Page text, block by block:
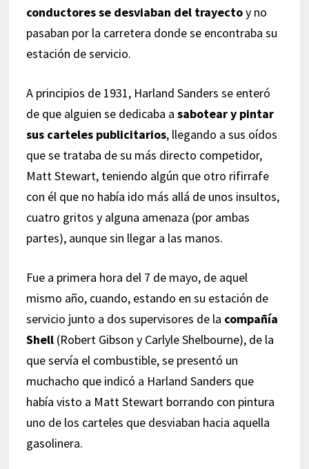
conductores se desviaban del trayectoy no
pasaban por la carretera donde se encontraba su
estación de servicio.
A principios de 1931, Harland Sanders se enteró
de que alguien se dedicaba a sabotear y pintar
sus carteles publicitarios, llegando a sus oídos
que se trataba de su más directo competidor,
Matt Stewart, teniendo algún que otro rifirrafe
con él que no había ido más allá de unos insultos,
cuatro gritos y alguna amenaza (por ambas
partes), aunque sin llegar a las manos.
Fue a primera hora del 7 de mayo, de aquel
mismo año, cuando, estando en su estación de
servicio junto a dos supervisores de la compañía
Shell(Robert Gibson y Carlyle Shelbourne), de la
que servía el combustible, se presentó un
muchacho que indicó a Harland Sanders que
había visto a Matt Stewart borrando con pintura
uno de los carteles que desviaban hacia aquella
gasolinera.